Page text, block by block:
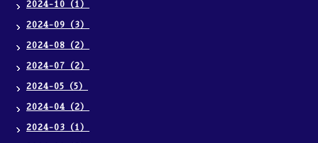
2024-10（1）
2024-09（3）
2024-08（2）
2024-07（2）
2024-05（5）
2024-04（2）
2024-03（1）